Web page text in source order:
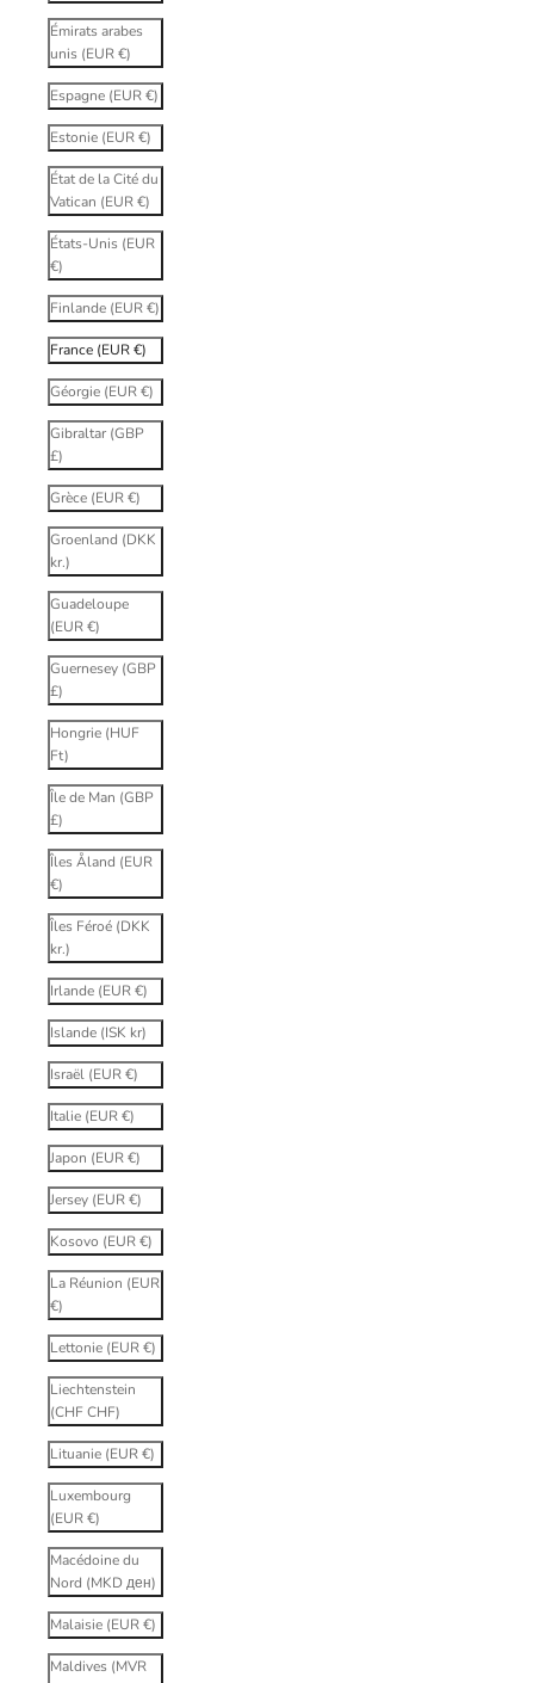
Émirats arabes
unis (EUR €)
Espagne (EUR €)
Estonie (EUR €)
État de la Cité du
Vatican (EUR €)
États-Unis (EUR
€)
Finlande (EUR €)
France (EUR €)
Géorgie (EUR €)
Gibraltar (GBP
£)
Grèce (EUR €)
Groenland (DKK
kr.)
Guadeloupe
(EUR €)
Guernesey (GBP
£)
Hongrie (HUF
Ft)
Île de Man (GBP
£)
Îles Åland (EUR
€)
Îles Féroé (DKK
kr.)
Irlande (EUR €)
Islande (ISK kr)
Israël (EUR €)
Italie (EUR €)
Japon (EUR €)
Jersey (EUR €)
Kosovo (EUR €)
La Réunion (EUR
€)
Lettonie (EUR €)
Liechtenstein
(CHF CHF)
Lituanie (EUR €)
Luxembourg
(EUR €)
Macédoine du
Nord (MKD ден)
Malaisie (EUR €)
Maldives (MVR